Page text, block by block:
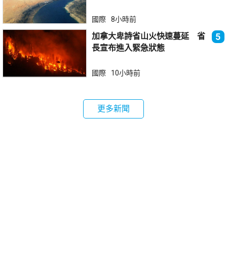
國際 8小時前
加拿大卑詩省山火快速蔓延 省
長宣布進入緊急狀態
5
國際 10小時前
更多新聞